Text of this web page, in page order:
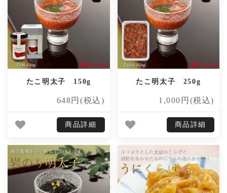
たこ明太子 150g
648円(税込)
商品詳細
たこ明太子 250g
1,000円(税込)
商品詳細